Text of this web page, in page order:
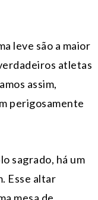
leve são a maior
atletas
assim,
perigosamente
sagrado, há um
Esse altar